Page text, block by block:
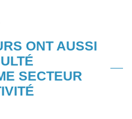
ONT AUSSI
SECTEUR